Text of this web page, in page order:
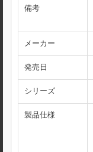
備考
メーカー
発売日
シリーズ
製品仕様